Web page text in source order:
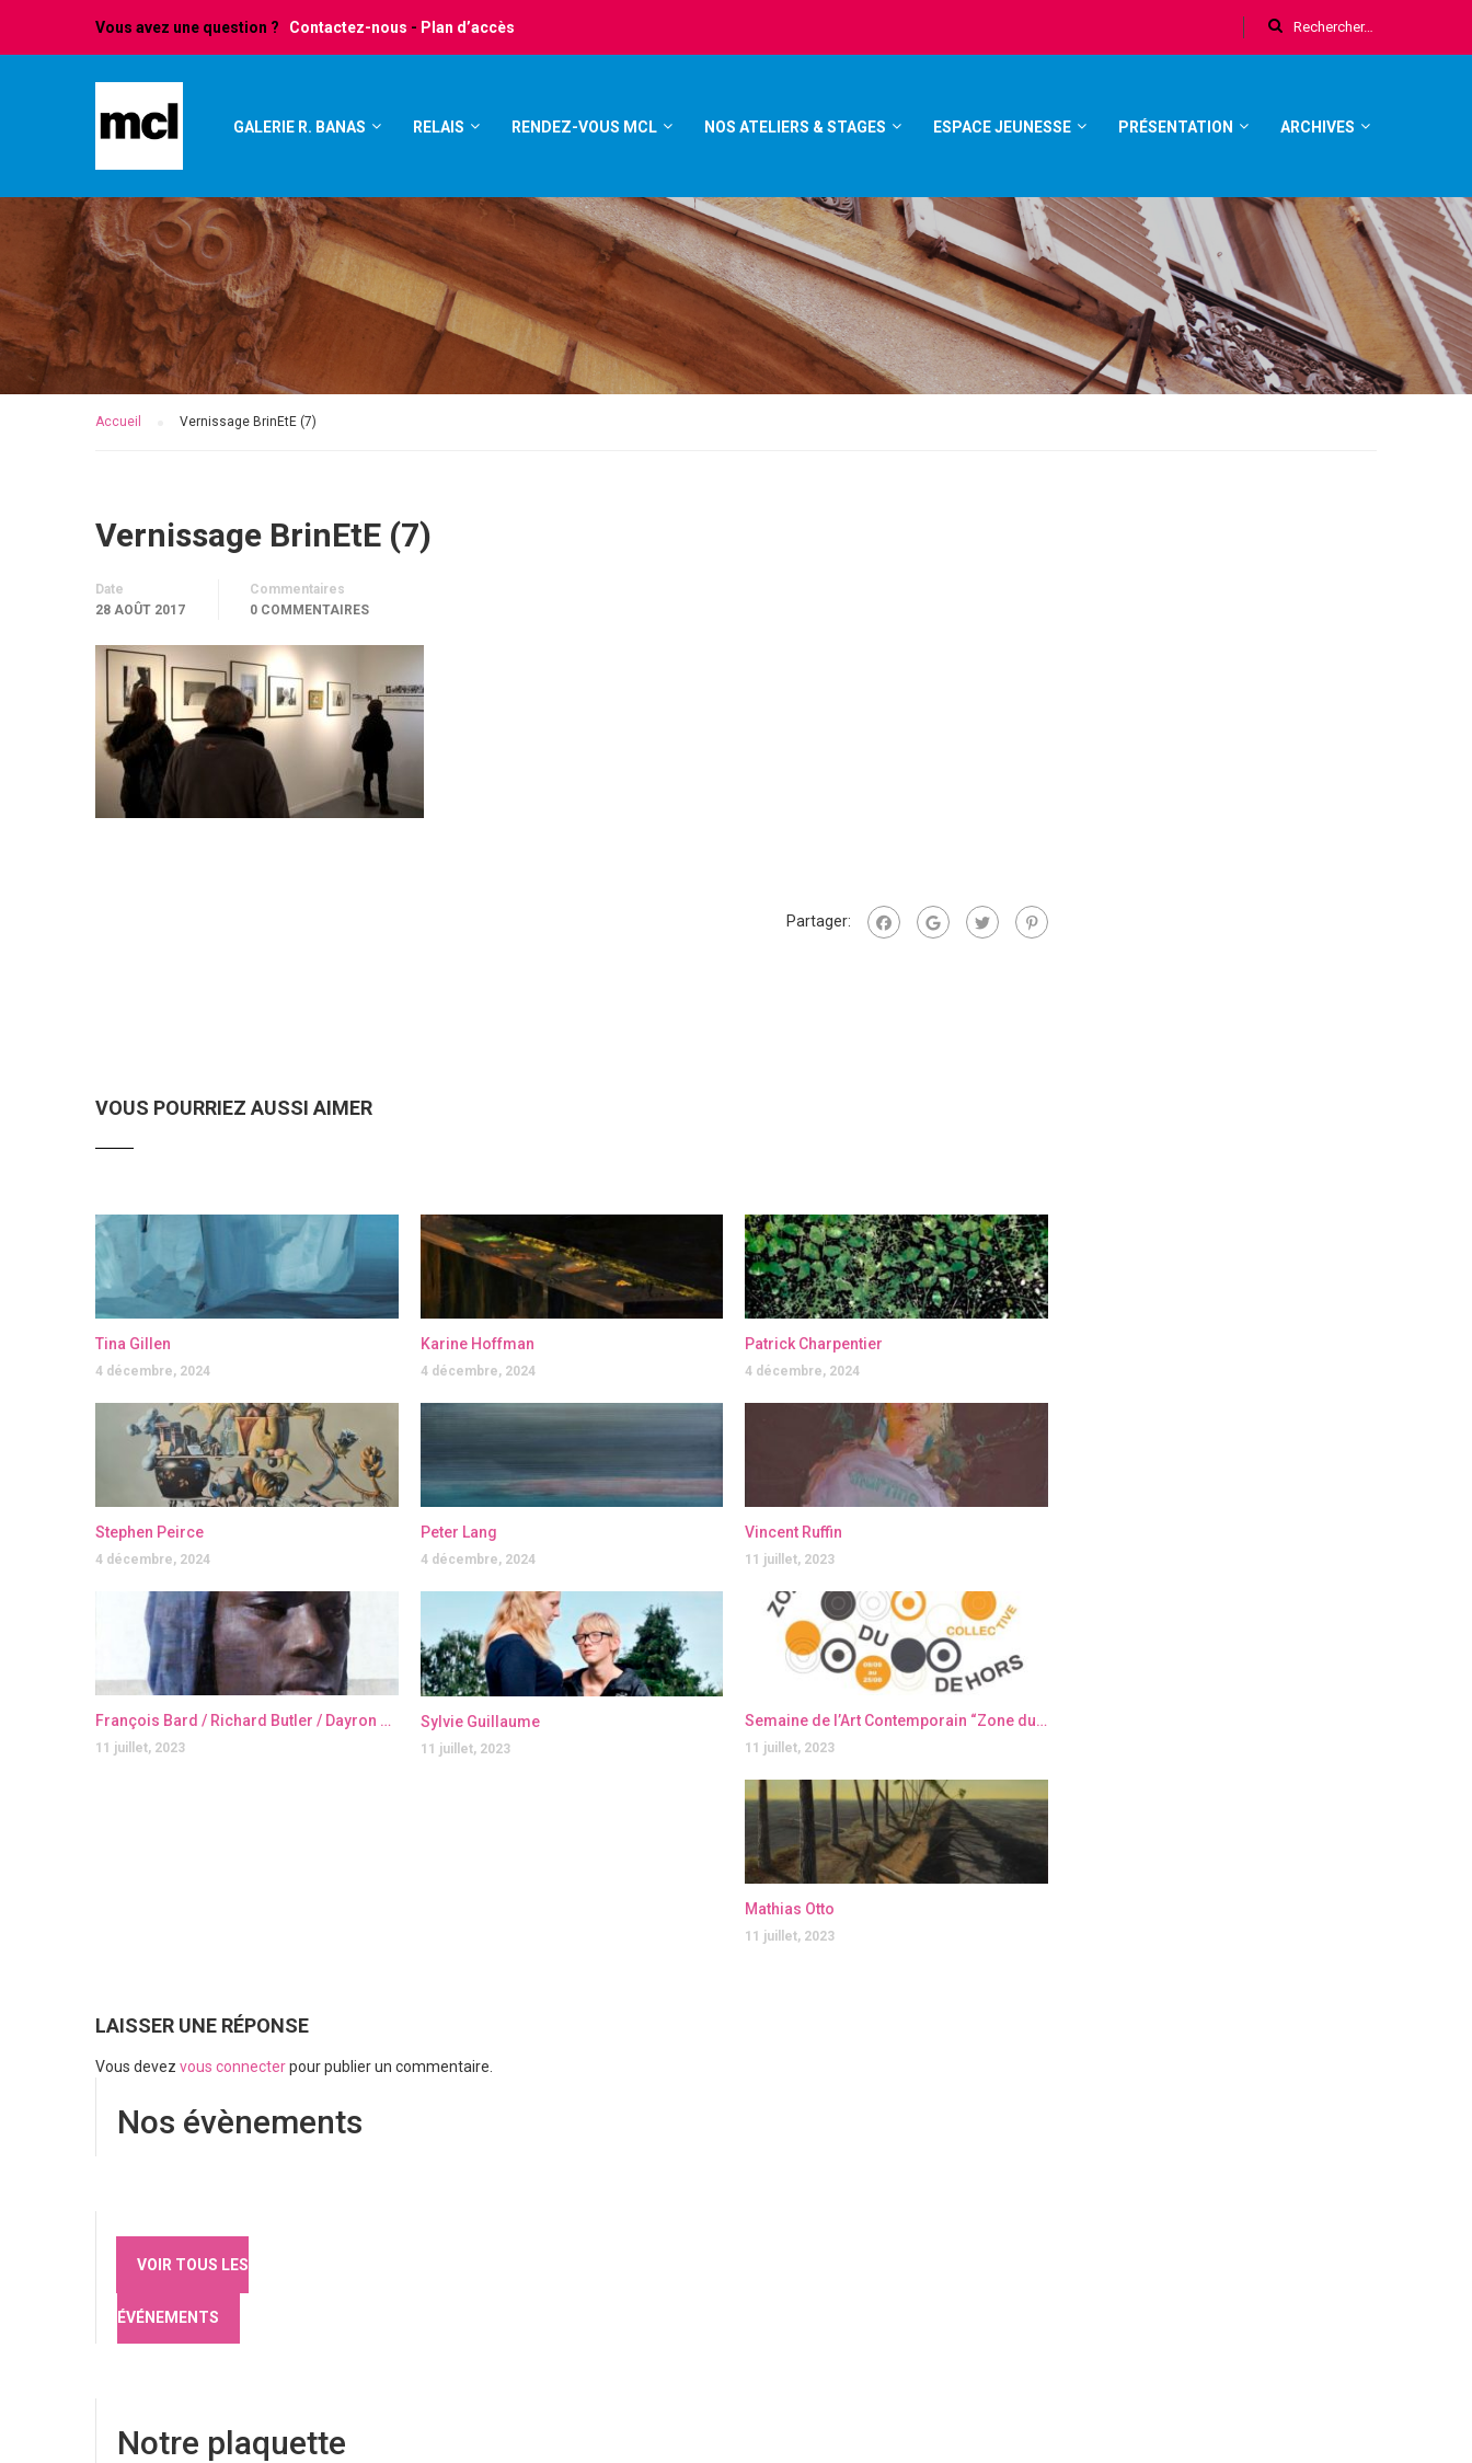
Vous avez une question ? Contactez-nous - Plan d’accès
GALERIE R. BANAS RELAIS RENDEZ-VOUS MCL NOS ATELIERS & STAGES ESPACE JEUNESSE PRÉSENTATION ARCHIVES
Accueil Vernissage BrinEtE (7)
Vernissage BrinEtE (7)
Date
28 AOÛT 2017
Commentaires
0 COMMENTAIRES
Partager:
VOUS POURRIEZ AUSSI AIMER
Tina Gillen
4 décembre, 2024
Karine Hoffman
4 décembre, 2024
Patrick Charpentier
4 décembre, 2024
Stephen Peirce
4 décembre, 2024
Peter Lang
4 décembre, 2024
Vincent Ruffin
11 juillet, 2023
François Bard / Richard Butler / Dayron Gonzalez / Julien Graizely / Jérôme Lagarrigue
11 juillet, 2023
Sylvie Guillaume
11 juillet, 2023
Semaine de l’Art Contemporain “Zone du dehors” – Elsa Muller & Elisa Sanchez
11 juillet, 2023
Mathias Otto
11 juillet, 2023
LAISSER UNE RÉPONSE
Vous devez vous connecterpour publier un commentaire.
Nos évènements
VOIR TOUS LES
ÉVÉNEMENTS
Notre plaquette